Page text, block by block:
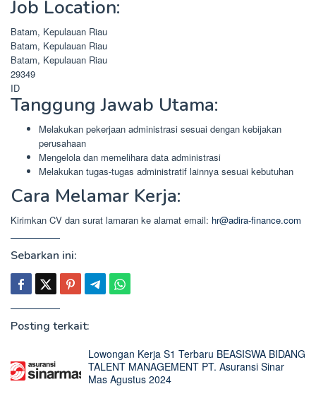
Job Location:
Batam, Kepulauan Riau
Batam, Kepulauan Riau
Batam, Kepulauan Riau
29349
ID
Tanggung Jawab Utama:
Melakukan pekerjaan administrasi sesuai dengan kebijakan
perusahaan
Mengelola dan memelihara data administrasi
Melakukan tugas-tugas administratif lainnya sesuai kebutuhan
Cara Melamar Kerja:
Kirimkan CV dan surat lamaran ke alamat email: hr@adira-finance.com
Sebarkan ini:
Posting terkait:
Lowongan Kerja S1 Terbaru BEASISWA BIDANG
TALENT MANAGEMENT PT. Asuransi Sinar
Mas Agustus 2024